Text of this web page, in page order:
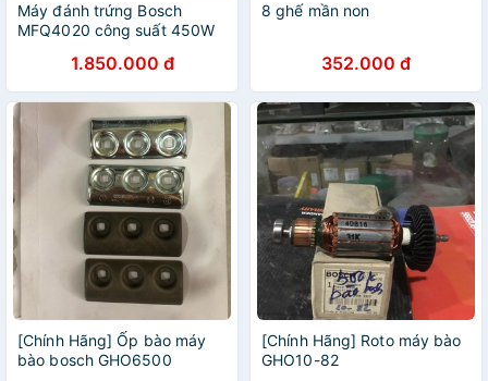
Máy đánh trứng Bosch
MFQ4020 công suất 450W
1.850.000 đ
8 ghế mần non
352.000 đ
[Chính Hãng] Ốp bào máy
bào bosch GHO6500
[Chính Hãng] Roto máy bào
GHO10-82